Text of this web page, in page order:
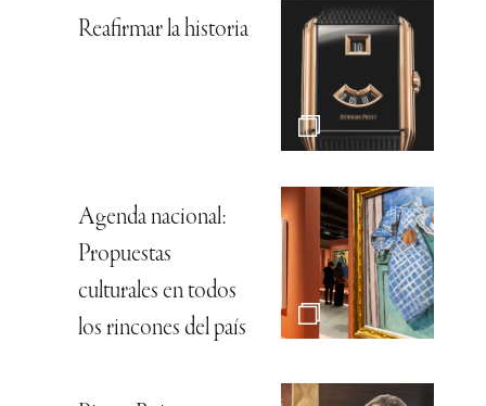
Reafirmar la historia
Agenda nacional:
Propuestas
culturales en todos
los rincones del país